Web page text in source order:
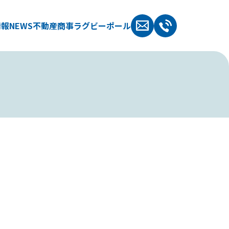
NEWS不動産商事ラグビーポール